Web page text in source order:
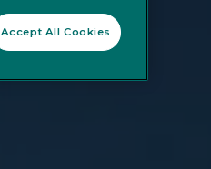
Accept All Cookies